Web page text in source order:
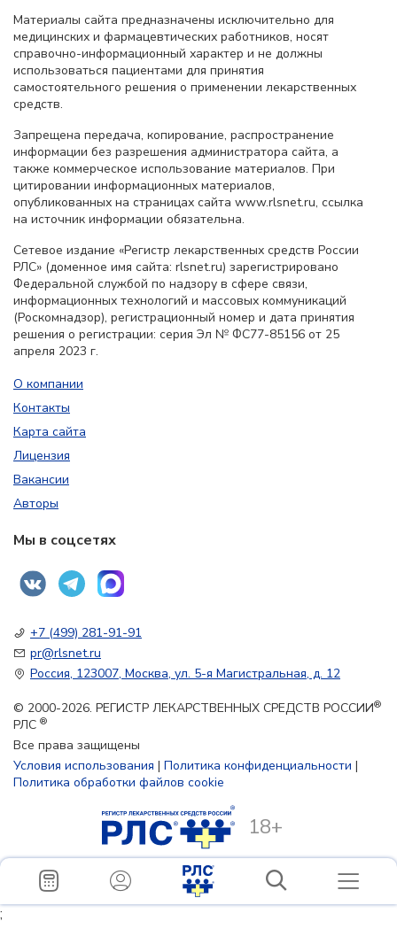
Материалы сайта предназначены исключительно для
медицинских и фармацевтических работников, носят
справочно-информационный характер и не должны
использоваться пациентами для принятия
самостоятельного решения о применении лекарственных
средств.
Запрещена передача, копирование, распространение
информации без разрешения администратора сайта, а
также коммерческое использование материалов. При
цитировании информационных материалов,
опубликованных на страницах сайта www.rlsnet.ru, ссылка
на источник информации обязательна.
Сетевое издание «Регистр лекарственных средств России
РЛС» (доменное имя сайта: rlsnet.ru) зарегистрировано
Федеральной службой по надзору в сфере связи,
информационных технологий и массовых коммуникаций
(Роскомнадзор), регистрационный номер и дата принятия
решения о регистрации: серия Эл № ФС77-85156 от 25
апреля 2023 г.
О компании
Контакты
Карта сайта
Лицензия
Вакансии
Авторы
Мы в соцсетях
+7 (499) 281-91-91
pr@rlsnet.ru
Россия, 123007, Москва, ул. 5-я Магистральная, д. 12
© 2000-2026. РЕГИСТР ЛЕКАРСТВЕННЫХ СРЕДСТВ РОССИИ®
РЛС ®
Все права защищены
Условия использования | Политика конфиденциальности |
Политика обработки файлов cookie
18+
;